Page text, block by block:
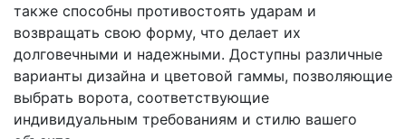
также способны противостоять ударам и
возвращать свою форму, что делает их
долговечными и надежными. Доступны различные
варианты дизайна и цветовой гаммы, позволяющие
выбрать ворота, соответствующие
индивидуальным требованиям и стилю вашего